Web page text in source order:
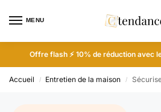
MENU
Offre flash ⚡ 10% de réduction avec
Accueil / Entretien de la maison / Sécurisez vos nuits